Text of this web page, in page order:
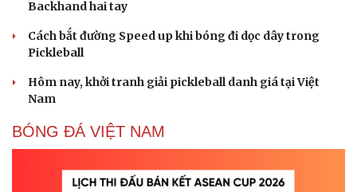
"Bẫy bản năng - Trực giác của bạn không đáng tin
đâu": Khi dữ liệu lên tiếng
Truyện ngắn: Khoảng lặng
Truyện ngắn "Trong đoàn quân"
cuộc sống
PICKLEBALL